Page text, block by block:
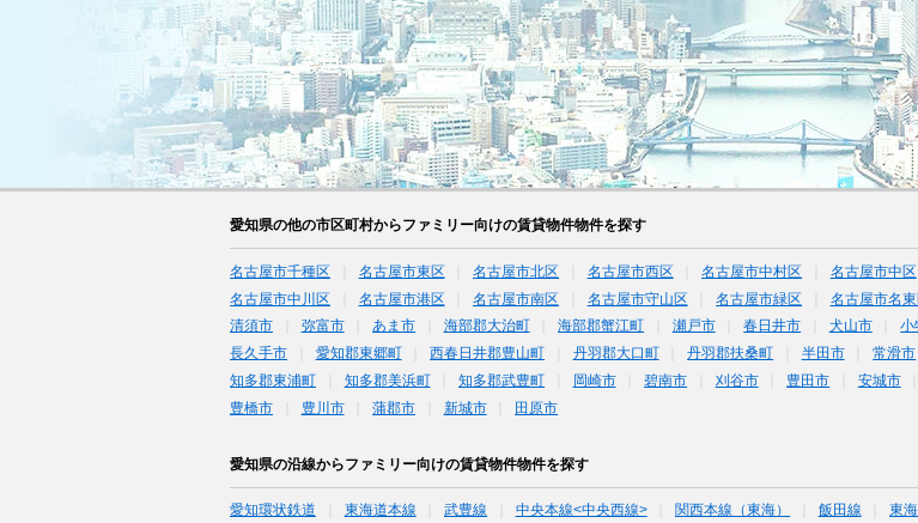
愛知県の他の市区町村からファミリー向けの賃貸物件物件を探す
名古屋市千種区 名古屋市東区 名古屋市北区 名古屋市西区 名古屋市中村区 名古屋市中区
名古屋市中川区
名古屋市港区 名古屋市南区 名古屋市守山区 名古屋市緑区 名古屋市名東
清須市
弥富市 あま市 海部郡大治町 海部郡蟹江町 瀬戸市 春日井市 犬山市 小
長久手市
愛知郡東郷町 西春日井郡豊山町 丹羽郡大口町 丹羽郡扶桑町 半田市 常滑市
知多郡東浦町
知多郡美浜町 知多郡武豊町 岡崎市 碧南市 刈谷市 豊田市 安城市
豊橋市
豊川市 蒲郡市 新城市 田原市
愛知県の沿線からファミリー向けの賃貸物件物件を探す
愛知環状鉄道 東海道本線 武豊線 中央本線<中央西線> 関西本線（東海） 飯田線 東